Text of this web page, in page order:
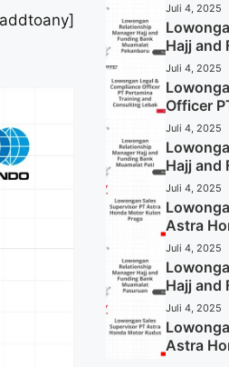
Juli 4, 2025
Hajj and
Now)
Juli 4, 2025
Officer
(Apply
Juli 4, 2025
Hajj and
Pati
Juli 4, 2025
Astra
Tahun
Juli 4, 2025
Hajj and
Now)
Juli 4, 2025
Astra